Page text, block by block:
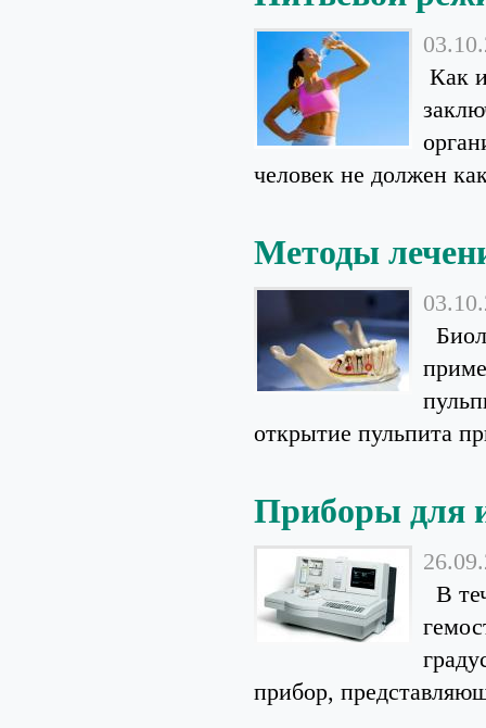
Как
человек не должен
Методы
открытие пульпита
Приборы для
В
прибор,